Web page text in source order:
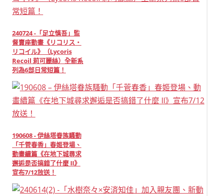
240724 -「足立慎吾」監
督賣座動畫《リコリス・
リコイル》（Lycoris
Recoil 莉可麗絲）全新系
列為6部日常短篇！
190608 - 伊絲塔眷族騷動
「千菅春香」春姬登場、
動畫續篇《在地下城尋求
邂逅是否搞錯了什麼 II》
宣布7/12放送！